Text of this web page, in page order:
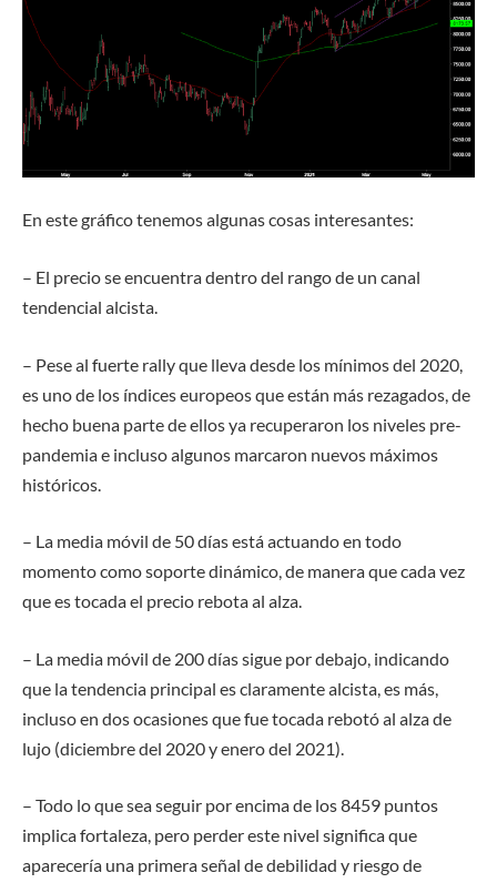
En este gráfico tenemos algunas cosas interesantes:
– El precio se encuentra dentro del rango de un canal
tendencial alcista.
– Pese al fuerte rally que lleva desde los mínimos del 2020,
es uno de los índices europeos que están más rezagados, de
hecho buena parte de ellos ya recuperaron los niveles pre-
pandemia e incluso algunos marcaron nuevos máximos
históricos.
– La media móvil de 50 días está actuando en todo
momento como soporte dinámico, de manera que cada vez
que es tocada el precio rebota al alza.
– La media móvil de 200 días sigue por debajo, indicando
que la tendencia principal es claramente alcista, es más,
incluso en dos ocasiones que fue tocada rebotó al alza de
lujo (diciembre del 2020 y enero del 2021).
– Todo lo que sea seguir por encima de los 8459 puntos
implica fortaleza, pero perder este nivel significa que
aparecería una primera señal de debilidad y riesgo de